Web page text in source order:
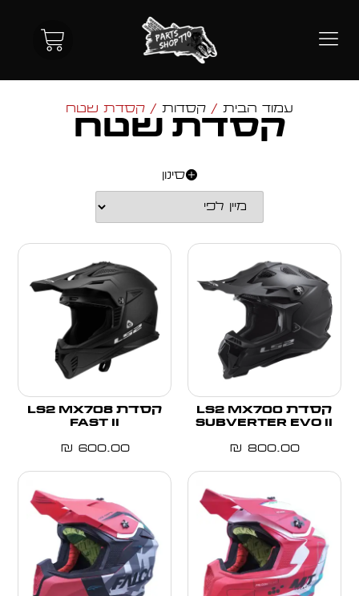
עמוד הבית / קסדות / קסדת שטח
קסדת שטח
סינון
קסדת LS2 MX700
SUBVERTER EVO II
800.00
₪
קסדת LS2 MX708
FAST II
600.00
₪